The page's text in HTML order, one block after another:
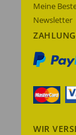
Meine
Newsletter
WIR